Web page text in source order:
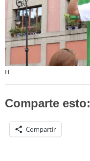
H
Comparte esto:
Compartir